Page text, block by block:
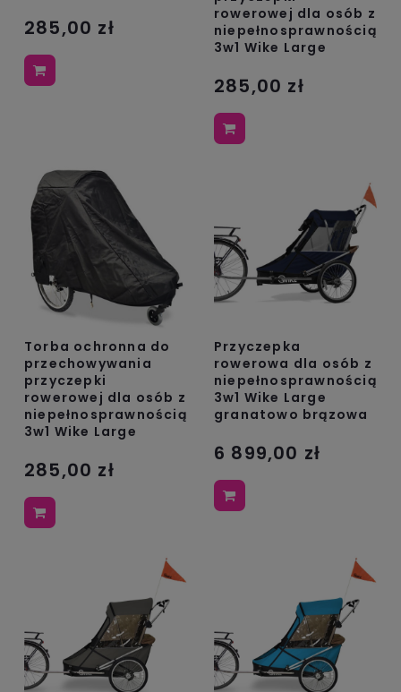
285,00 zł
rowerowej dla osób z
niepełnosprawnością
3w1 Wike Large
285,00 zł
Torba ochronna do
przechowywania
przyczepki
rowerowej dla osób z
niepełnosprawnością
3w1 Wike Large
285,00 zł
Przyczepka
rowerowa dla osób z
niepełnosprawnością
3w1 Wike Large
granatowo brązowa
6 899,00 zł